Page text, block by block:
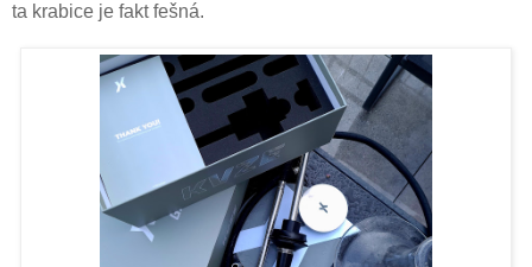
ta krabice je fakt fešná.